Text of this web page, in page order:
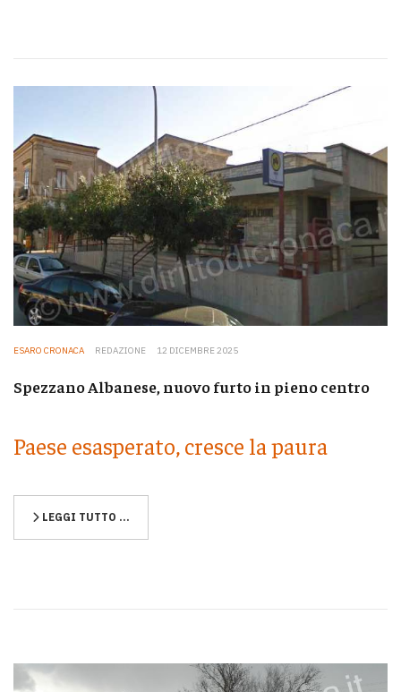
ESARO CRONACA REDAZIONE 12 DICEMBRE 2025
Spezzano Albanese, nuovo furto in pieno centro
Paese esasperato, cresce la paura
LEGGI TUTTO …